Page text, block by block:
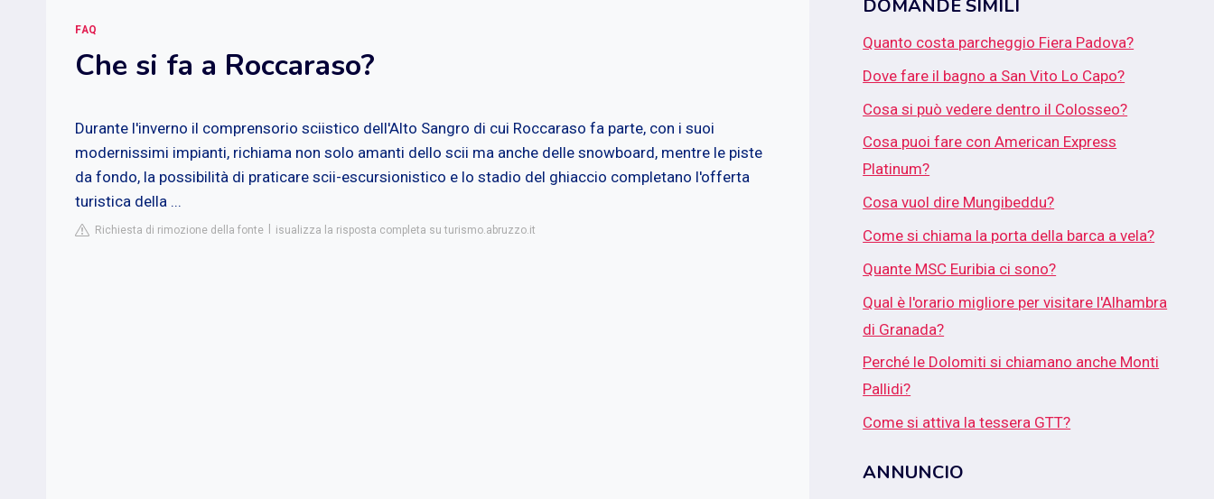
FAQ
Che si fa a Roccaraso?
Durante l'inverno il comprensorio sciistico dell'Alto Sangro di cui Roccaraso fa parte, con i suoi
modernissimi impianti, richiama non solo amanti dello scii ma anche delle snowboard, mentre le piste
da fondo, la possibilità di praticare scii-escursionistico e lo stadio del ghiaccio completano l'offerta
turistica della ...
Richiesta di rimozione della fonte isualizza la risposta completa su turismo.abruzzo.it
DOMANDE SIMILI
Quanto costa parcheggio Fiera Padova?
Dove fare il bagno a San Vito Lo Capo?
Cosa si può vedere dentro il Colosseo?
Cosa puoi fare con American Express
Platinum?
Cosa vuol dire Mungibeddu?
Come si chiama la porta della barca a vela?
Quante MSC Euribia ci sono?
Qual è l'orario migliore per visitare l'Alhambra
di Granada?
Perché le Dolomiti si chiamano anche Monti
Pallidi?
Come si attiva la tessera GTT?
ANNUNCIO